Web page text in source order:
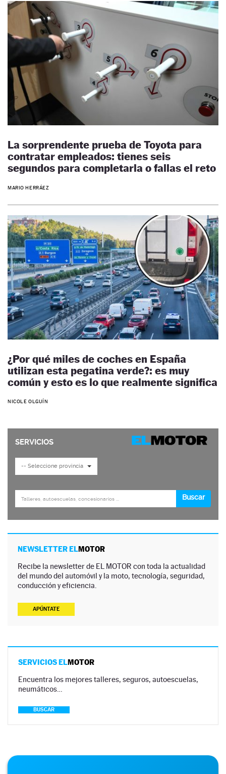
La sorprendente prueba de Toyota para
contratar empleados: tienes seis
segundos para completarla o fallas el reto
MARIO HERRÁEZ
¿Por qué miles de coches en España
utilizan esta pegatina verde?: es muy
común y esto es lo que realmente significa
NICOLE OLGUÍN
NEWSLETTER ELMOTOR
Recibe la newsletter de EL MOTOR con toda la actualidad
del mundo del automóvil y la moto, tecnología, seguridad,
conducción y eficiencia.
APÚNTATE
SERVICIOS ELMOTOR
Encuentra los mejores talleres, seguros, autoescuelas,
neumáticos…
BUSCAR